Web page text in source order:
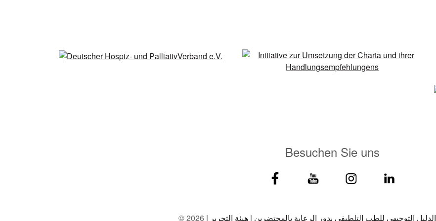
Besuchen Sie uns
© 2026 | الدليل التوجيهي للطب التلطيفي بدور الرعاية بالمحتضرين | هيئة التحرير